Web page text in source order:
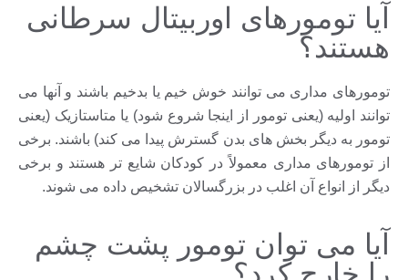
آیا تومورهای اوربیتال سرطانی
هستند؟
تومورهای مداری می توانند خوش خیم یا بدخیم باشند و آنها می
توانند اولیه (یعنی تومور از اینجا شروع شود) یا متاستازیک (یعنی
تومور به دیگر بخش های بدن گسترش پیدا می کند) باشند. برخی
از تومورهای مداری معمولاً در کودکان شایع تر هستند و برخی
دیگر از انواع آن اغلب در بزرگسالان تشخیص داده می شوند.
آیا می توان تومور پشت چشم